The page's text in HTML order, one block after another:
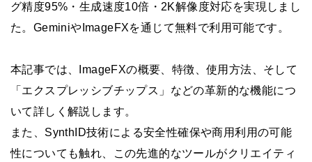
グ精度95%・生成速度10倍・2K解像度対応を実現しまし
た。GeminiやImageFXを通じて無料で利用可能です。
本記事では、ImageFXの概要、特徴、使用方法、そして
「エクスプレッシブチップス」などの革新的な機能につ
いて詳しく解説します。
また、SynthID技術による安全性確保や商用利用の可能
性についても触れ、この先進的なツールがクリエイティ